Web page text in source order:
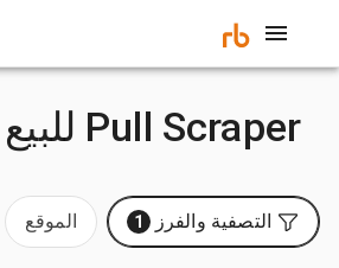
Pull Scraper للبيع
التصفية والفرز 1 الموقع